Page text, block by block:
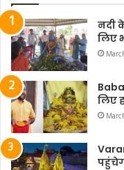
नदी
लिए
लिए